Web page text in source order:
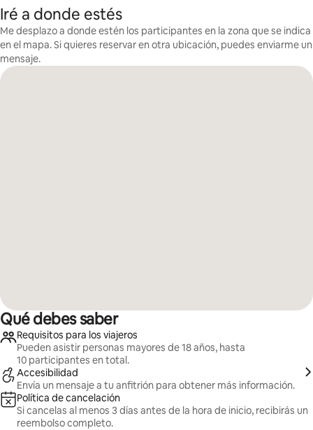
Iré a donde estés
Me desplazo a donde estén los participantes en la zona que se indica
en el mapa. Si quieres reservar en otra ubicación, puedes enviarme un
mensaje.
Qué debes saber
Requisitos para los viajeros
Pueden asistir personas mayores de 18 años, hasta
10 participantes en total.
Accesibilidad
Envía un mensaje a tu anfitrión para obtener más información.
Política de cancelación
Si cancelas al menos 3 días antes de la hora de inicio, recibirás un
reembolso completo.